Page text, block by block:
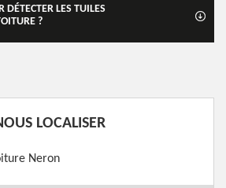
DÉTECTER LES TUILES
?
LOCALISER
Neron